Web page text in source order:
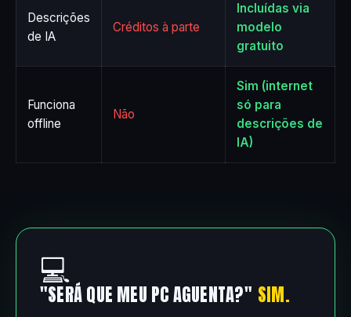
Descrições
de IA
Créditos à parte
Incluídas via
modelo
gratuito
Funciona
offline
Não
Sim (internet
só para
descrições de
IA)
💻
"SERÁ QUE MEU PC AGUENTA?" SIM.